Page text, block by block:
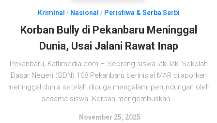
Kriminal / Nasional / Peristiwa & Serba Serbi
Korban Bully di Pekanbaru Meninggal
Dunia, Usai Jalani Rawat Inap
Pekanbaru, Kaltimedia.com – Seorang siswa laki-laki Sekolah
Dasar Negeri (SDN) 108 Pekanbaru berinisial MAR dilaporkan
meninggal dunia setelah diduga mengalami perundungan oleh
sesama siswa. Korban mengembuskan...
November 25, 2025